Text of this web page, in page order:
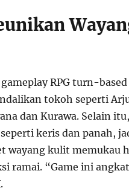
RPG turn-
tokoh seperti
dan Kurawa. Selain
keris dan panah,
wayang kulit memukau
ramai. “Game ini